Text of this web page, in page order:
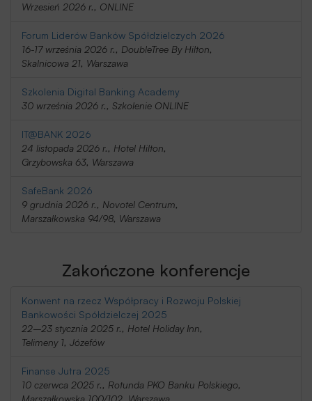
Wrzesień 2026 r., ONLINE
Forum Liderów Banków Spółdzielczych 2026
16-17 września 2026 r., DoubleTree By Hilton,
Skalnicowa 21, Warszawa
Szkolenia Digital Banking Academy
30 września 2026 r., Szkolenie ONLINE
IT@BANK 2026
24 listopada 2026 r., Hotel Hilton,
Grzybowska 63, Warszawa
SafeBank 2026
9 grudnia 2026 r., Novotel Centrum,
Marszałkowska 94/98, Warszawa
Zakończone konferencje
Konwent na rzecz Współpracy i Rozwoju Polskiej
Bankowości Spółdzielczej 2025
22–23 stycznia 2025 r., Hotel Holiday Inn,
Telimeny 1, Józefów
Finanse Jutra 2025
10 czerwca 2025 r., Rotunda PKO Banku Polskiego,
Marszałkowska 100/102, Warszawa